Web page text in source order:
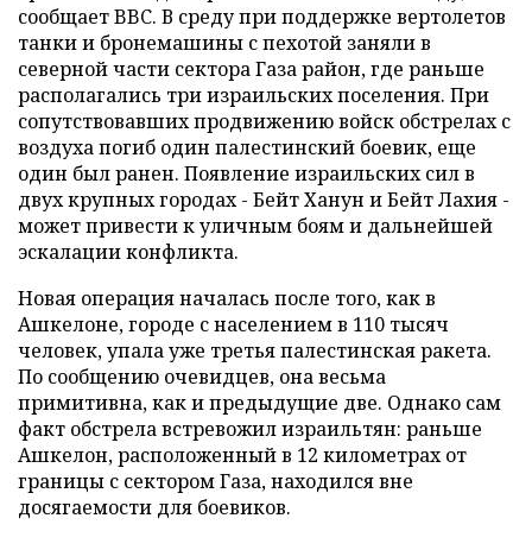
сообщает BBC. В среду при поддержке вертолетов
танки и бронемашины с пехотой заняли в
северной части сектора Газа район, где раньше
располагались три израильских поселения. При
сопутствовавших продвижению войск обстрелах с
воздуха погиб один палестинский боевик, еще
один был ранен. Появление израильских сил в
двух крупных городах - Бейт Ханун и Бейт Лахия -
может привести к уличным боям и дальнейшей
эскалации конфликта.
Новая операция началась после того, как в
Ашкелоне, городе с населением в 110 тысяч
человек, упала уже третья палестинская ракета.
По сообщению очевидцев, она весьма
примитивна, как и предыдущие две. Однако сам
факт обстрела встревожил израильтян: раньше
Ашкелон, расположенный в 12 километрах от
границы с сектором Газа, находился вне
досягаемости для боевиков.